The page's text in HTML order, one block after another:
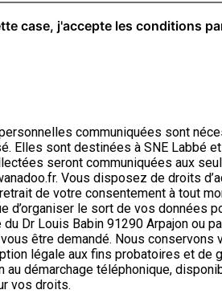
case, j'accepte les conditions
communiquées sont
Elles sont destinées à SNE Labbé
seront communiquées aux
Vous disposez de droits
de votre consentement à tout
d’organiser le sort de vos données
du Dr Louis Babin 91290 Arpajon ou
être demandé. Nous
légale aux fins probatoires et de
au démarchage téléphonique,
vos droits.